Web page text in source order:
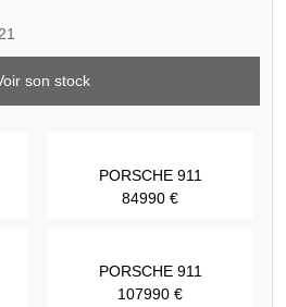
son stock
PORSCHE 911
84990 €
PORSCHE 911
107990 €